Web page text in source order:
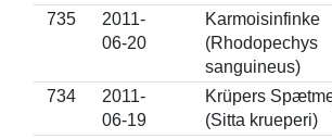
735
2011-
06-20
Karmoisinfinke
(Rhodopechys
sanguineus)
734
2011-
06-19
Krüpers
(Sitta krueperi)